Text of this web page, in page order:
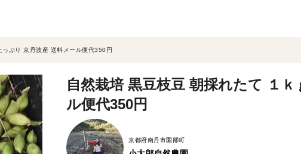
ぷり 京丹波産 送料メール便代350円
自然栽培 黒豆枝豆 朝採れたて １
ル便代350円
京都府南丹市園部町